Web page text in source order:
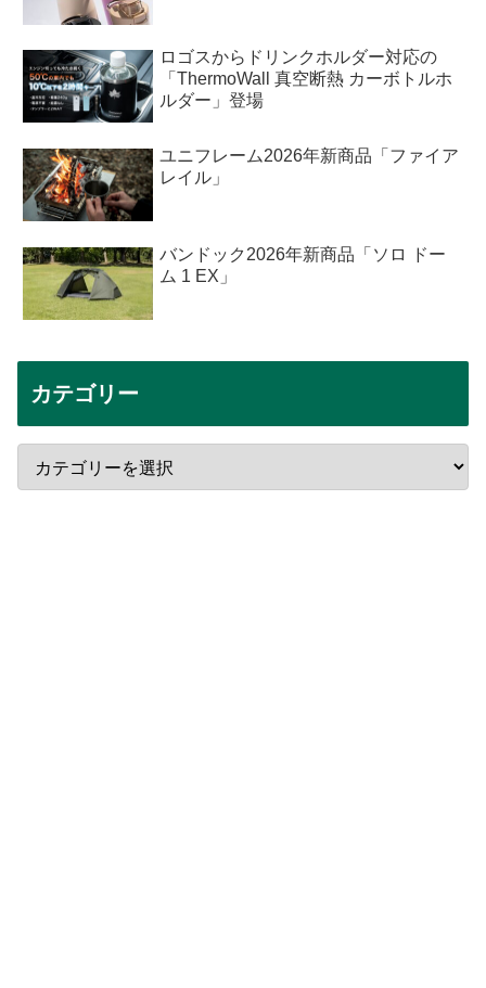
ロゴスからドリンクホルダー対応の
「ThermoWall 真空断熱 カーボトルホ
ルダー」登場
ユニフレーム2026年新商品「ファイア
レイル」
バンドック2026年新商品「ソロ ドー
ム 1 EX」
カテゴリー